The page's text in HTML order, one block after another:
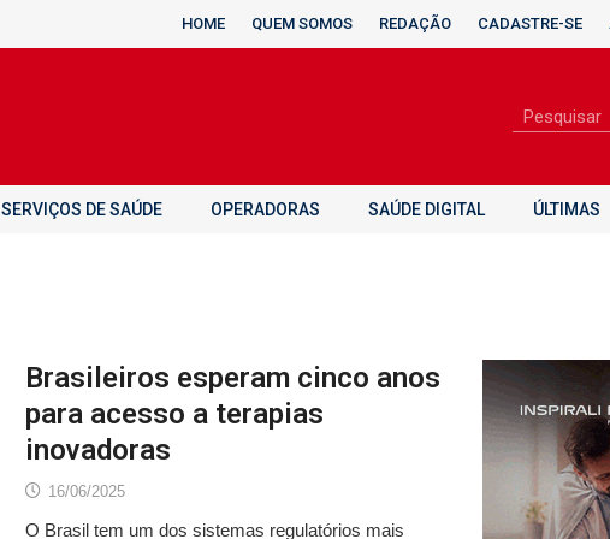
HOME QUEM SOMOS REDAÇÃO CADASTRE-SE
SERVIÇOS DE SAÚDE OPERADORAS SAÚDE DIGITAL ÚLTIMAS
Brasileiros esperam cinco anos
para acesso a terapias
inovadoras
16/06/2025
O Brasil tem um dos sistemas regulatórios mais